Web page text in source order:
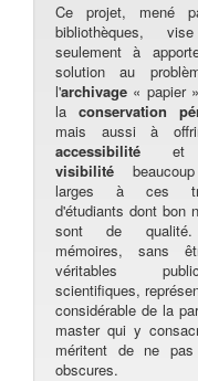
Ce projet, mené
bibliothèques,
seulement à
solution au
l'archivage « papier
laconservation
mais aussi à
accessibilité et
visibilité
larges à ces
d'étudiants dont bon
sont de
mémoires, sans
véritables
scientifiques,
considérable de la
master qui y
méritent de ne
obscures.